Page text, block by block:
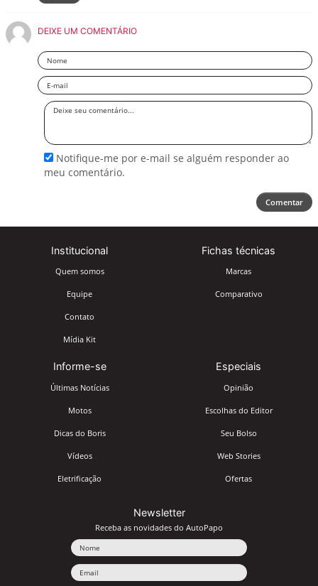
DEIXE UM COMENTÁRIO
Nome
Email
Deixe
Notifique-me por e-mail se alguém responder ao
meu comentário.
Comentar
Institucional
Quem somos
Equipe
Contato
Mídia Kit
Fichas técnicas
Marcas
Comparativo
Informe-se
Últimas Notícias
Motos
Dicas do Boris
Vídeos
Eletrificação
Especiais
Opinião
Escolhas do Editor
Seu Bolso
Web Stories
Ofertas
Newsletter
Receba as novidades do AutoPapo